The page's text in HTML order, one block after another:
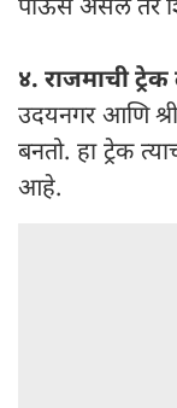
४. राजमाची
उदयनगर आणि
बनतो. हा ट्रेक
आहे.